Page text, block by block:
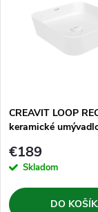
v
CREAVIT LOOP
keramické
€189
Skladom
DO